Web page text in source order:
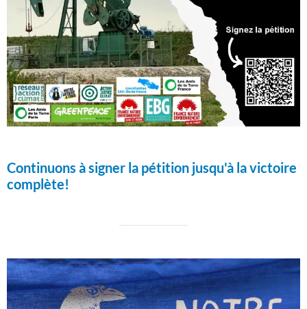
Continuons à signer la pétition jusqu'à la victoire
complète!